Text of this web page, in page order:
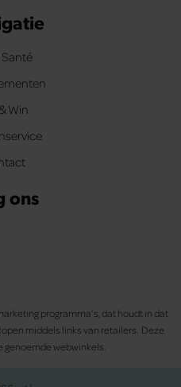
Win
ons
programma’s, dat houdt in dat
middels links van retailers. Deze
genoemde webwinkels.